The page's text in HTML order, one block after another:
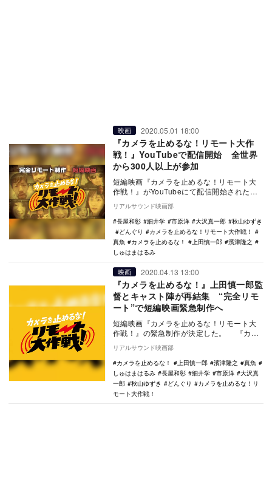
映画 2020.05.01 18:00
『カメラを止めるな！リモート大作
戦！』YouTubeで配信開始 全世界
から300人以上が参加
短編映画『カメラを止めるな！リモート大
作戦！』がYouTubeにて配信開始された。
『カメラを止めるな！』の上田慎一郎監
督と…
リアルサウンド映画部
長屋和彰
細井学 市原洋 大沢真一郎
秋山ゆずき
どんぐり
カメラを止めるな！リモート大作戦！
真魚
カメラを止めるな！ 上田慎一郎
濱津隆之
しゅはまはるみ
映画 2020.04.13 13:00
『カメラを止めるな！』上田慎一郎監
督とキャスト陣が再結集 “完全リモ
ート”で短編映画緊急制作へ
短編映画『カメラを止めるな！リモート大
作戦！』の緊急制作が決定した。 『カメ
ラを止めるな！』の上田慎一郎監督とキ…
リアルサウンド映画部
カメラを止めるな！
上田慎一郎 濱津隆之
真魚
しゅはまはるみ
長屋和彰 細井学 市原洋
大沢真
一郎
秋山ゆずき どんぐり
カメラを止めるな！リ
モート大作戦！